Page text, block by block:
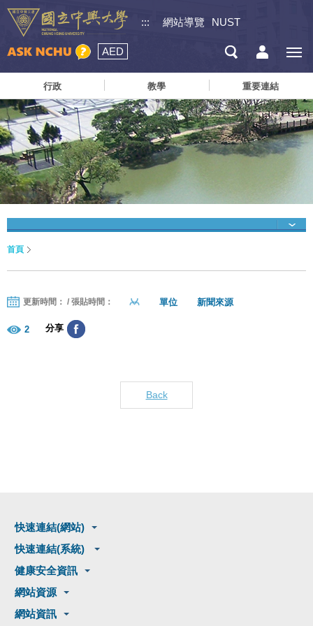
::: 網站導覽 NUST
AED
行政 教學 重要連結
首頁
更新時間： / 張貼時間： 單位 新聞來源
2 分享
Back
快速連結(網站)
快速連結(系統)
健康安全資訊
網站資源
網站資訊